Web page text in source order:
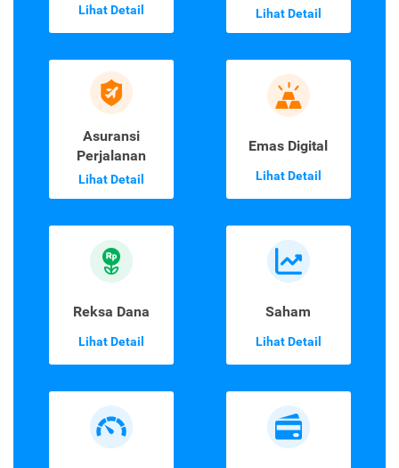
Lihat Detail Lihat Detail
Asuransi
Perjalanan
Lihat Detail
Emas Digital
Lihat Detail
Reksa Dana
Lihat Detail
Saham
Lihat Detail